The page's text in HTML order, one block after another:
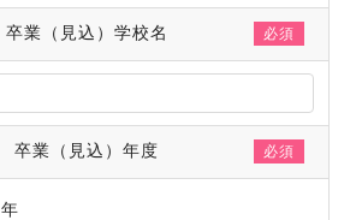
卒業（見込）学校名 必須
卒業（見込）年度 必須
年